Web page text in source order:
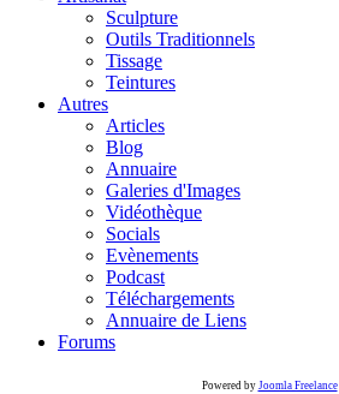
Sculpture
Outils Traditionnels
Tissage
Teintures
Autres
Articles
Blog
Annuaire
Galeries d'Images
Vidéothèque
Socials
Evènements
Podcast
Téléchargements
Annuaire de Liens
Forums
Powered by Joomla Freelance